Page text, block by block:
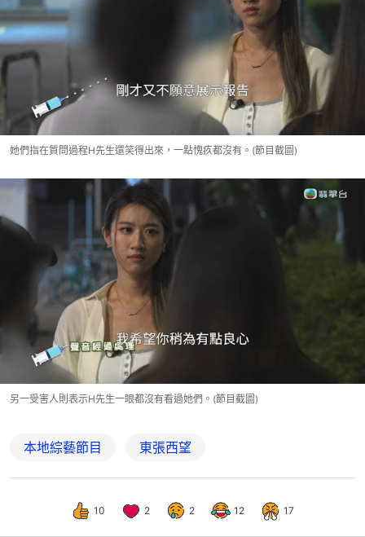
她們指在質問過程H先生還笑得出來，一點愧疚都沒有。(節目截圖)
另一受害人則表示H先生一眼都沒有看過她們。(節目截圖)
本地綜藝節目 東張西望
10 2 2 12 17